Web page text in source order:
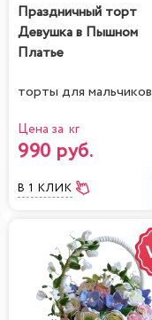
Праздничный торт
Девушка в Пышном
Платье
торты для мальчиков
Цена за кг
990 руб.
В 1 КЛИК